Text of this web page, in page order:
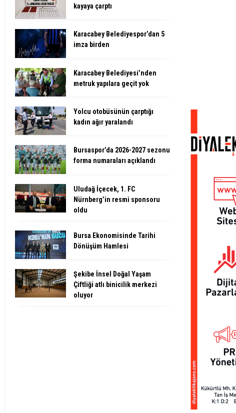
kayaya çarptı
Karacabey Belediyespor’dan 5
imza birden
Karacabey Belediyesi’nden
metruk yapılara geçit yok
Yolcu otobüsünün çarptığı
kadın ağır yaralandı
Bursaspor’da 2026-2027 sezonu
forma numaraları açıklandı
Uludağ İçecek, 1. FC
Nürnberg’in resmi sponsoru
oldu
Bursa Ekonomisinde Tarihi
Dönüşüm Hamlesi
Şekibe İnsel Doğal Yaşam
Çiftliği atlı binicilik merkezi
oluyor